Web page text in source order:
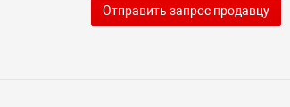
Отправить запрос продавцу